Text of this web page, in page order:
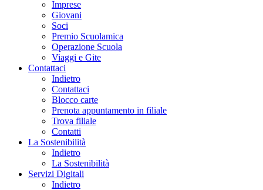
Imprese
Giovani
Soci
Premio Scuolamica
Operazione Scuola
Viaggi e Gite
Contattaci
Indietro
Contattaci
Blocco carte
Prenota appuntamento in filiale
Trova filiale
Contatti
La Sostenibilità
Indietro
La Sostenibilità
Servizi Digitali
Indietro